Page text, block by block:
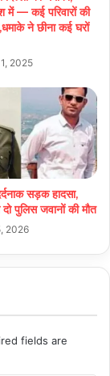
में — कई परिवारों की
ने छीना कई घरों
2025
सड़क हादसा,
पुलिस जवानों की मौत
2026
fields are